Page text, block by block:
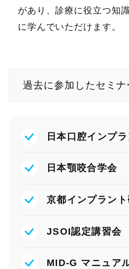
があり、診療に役立つ知
に学んでいただけます。
過去に参加したセミナ
日本口腔インプ
日本顎咬合学会
京都インプラン
JSOI認定講習会
MID-G マニュア